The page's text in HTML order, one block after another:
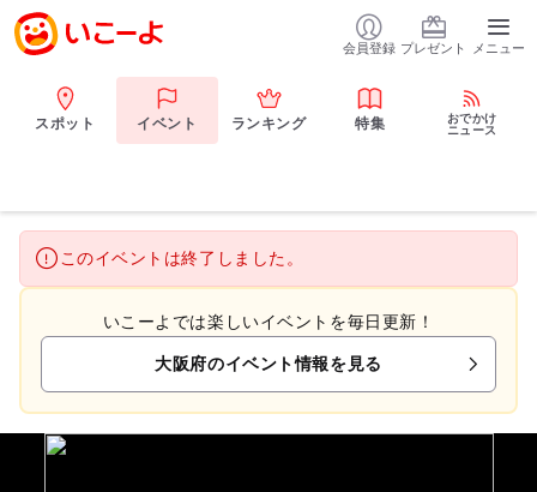
会員登録 プレゼント メニュー
スポット イベント ランキング 特集
おでかけ
ニュース
このイベントは終了しました。
いこーよでは楽しいイベントを毎日更新！
大阪府のイベント情報を見る